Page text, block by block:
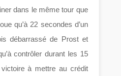
dans le même tour que
qu’à 22 secondes d’un
débarrassé de Prost et
contrôler durant les 15
à mettre au crédit